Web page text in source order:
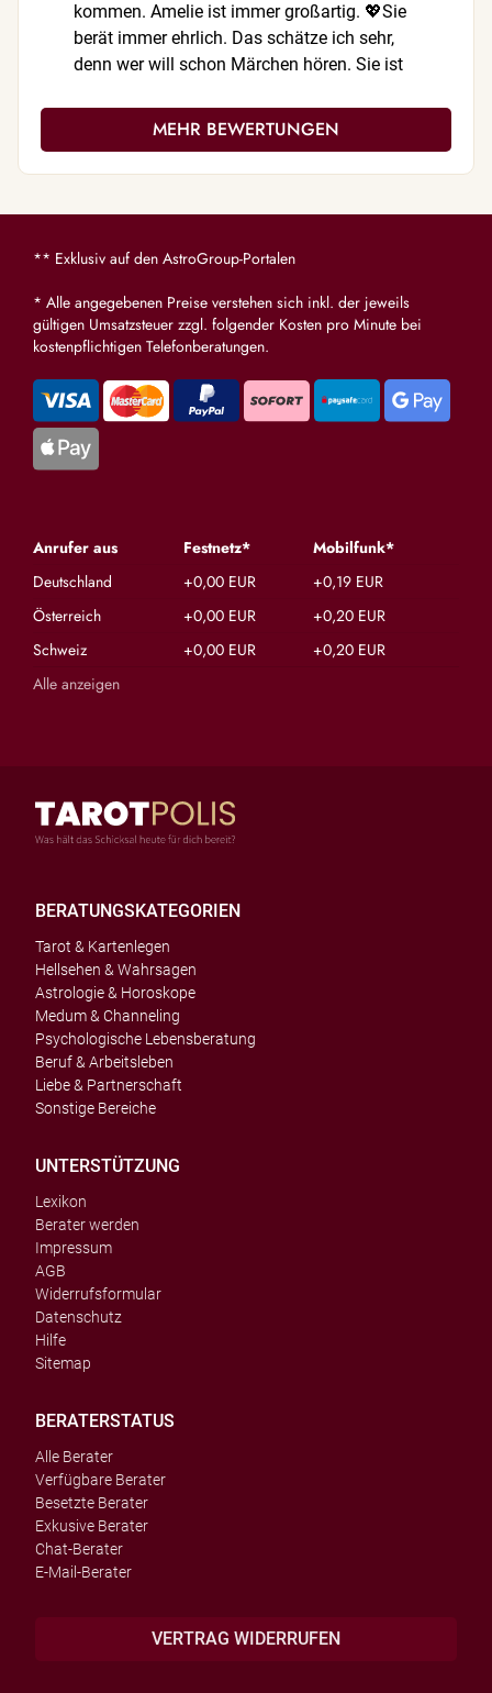
kommen. Amelie ist immer großartig. 💖Sie
berät immer ehrlich. Das schätze ich sehr,
denn wer will schon Märchen hören. Sie ist
ihr und es trifft ein was Sie sagt. Danke 🍀🍀
MEHR BEWERTUNGEN
** Exklusiv auf den AstroGroup-Portalen
* Alle angegebenen Preise verstehen sich inkl. der jeweils
gültigen Umsatzsteuer zzgl. folgender Kosten pro Minute bei
kostenpflichtigen Telefonberatungen.
Anrufer aus Festnetz*
Mobilfunk*
Deutschland
+0,00 EUR
+0,19 EUR
Österreich
+0,00 EUR
+0,20 EUR
Schweiz
+0,00 EUR
+0,20 EUR
Alle anzeigen
BERATUNGSKATEGORIEN
Tarot & Kartenlegen
Hellsehen & Wahrsagen
Astrologie & Horoskope
Medum & Channeling
Psychologische Lebensberatung
Beruf & Arbeitsleben
Liebe & Partnerschaft
Sonstige Bereiche
UNTERSTÜTZUNG
Lexikon
Berater werden
Impressum
AGB
Widerrufsformular
Datenschutz
Hilfe
Sitemap
BERATERSTATUS
Alle Berater
Verfügbare Berater
Besetzte Berater
Exkusive Berater
Chat-Berater
E-Mail-Berater
VERTRAG WIDERRUFEN